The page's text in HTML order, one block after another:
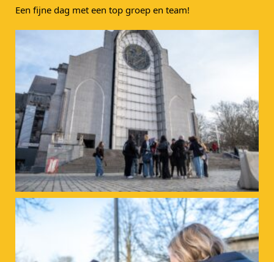
Een fijne dag met een top groep en team!